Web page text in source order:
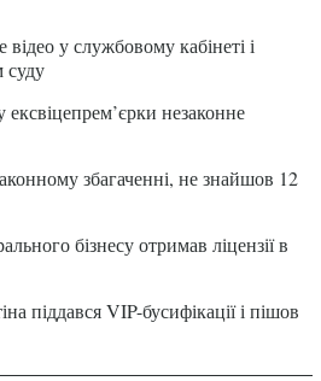
у службовому кабінеті і
суду
незаконне
збагаченні, не знайшов 12
бізнесу отримав ліцензії в
піддався VIP-бусифікації і пішов